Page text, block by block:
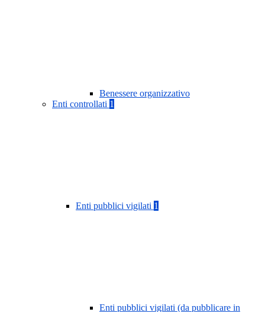
Benessere organizzativo
Enti controllati 1
Enti pubblici vigilati 1
Enti pubblici vigilati (da pubblicare in